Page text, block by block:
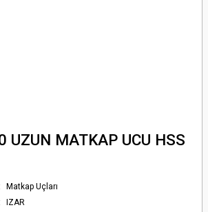
UZUN MATKAP UCU HSS
Matkap Uçları
IZAR